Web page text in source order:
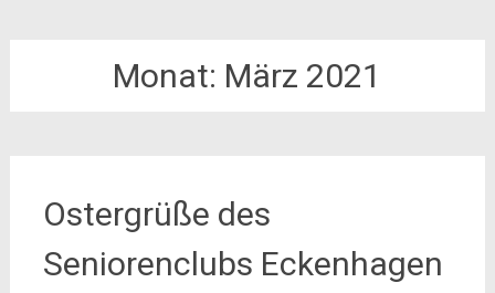
Monat: März 2021
Ostergrüße des
Seniorenclubs Eckenhagen